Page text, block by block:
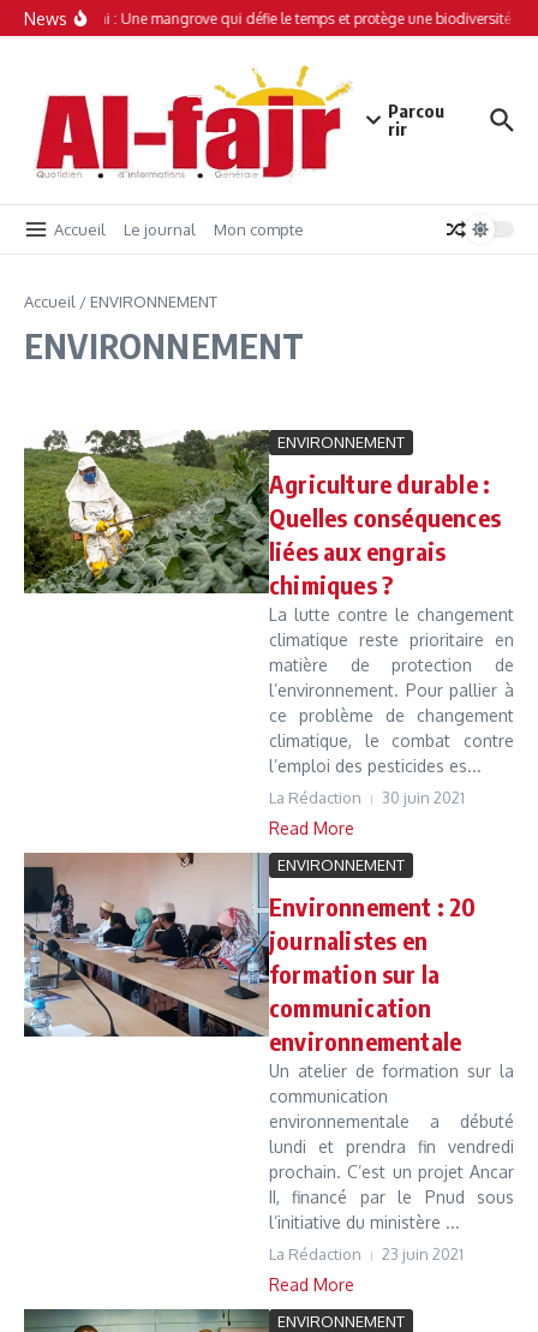
Aller au contenu
News
Simamboini : Une mangrove qui défie le temps et protège une biodiversité
Parcou
rir
Accueil Le journal Mon compte
Accueil / ENVIRONNEMENT
ENVIRONNEMENT
ENVIRONNEMENT
Agriculture durable :
Quelles conséquences
liées aux engrais
chimiques ?
La lutte contre le changement
climatique reste prioritaire en
matière de protection de
l’environnement. Pour pallier à
ce problème de changement
climatique, le combat contre
l’emploi des pesticides es...
La Rédaction 30 juin 2021
Read More
ENVIRONNEMENT
Environnement : 20
journalistes en
formation sur la
communication
environnementale
Un atelier de formation sur la
communication
environnementale a débuté
lundi et prendra fin vendredi
prochain. C’est un projet Ancar
II, financé par le Pnud sous
l’initiative du ministère ...
La Rédaction 23 juin 2021
Read More
ENVIRONNEMENT